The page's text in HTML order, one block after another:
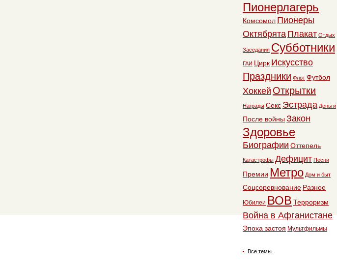
Пионерлагерь
Комсомол Пионеры
Октябрята Плакат Отдых
Заседания Субботники
ГАИ Цирк Искусство
Праздники Флот Футбол
Хоккей Открытки
Награды Секс Эстрада Деньги
После войны Закон
Здоровье
Биографии Оттепель
Катастрофы Дефицит Песни
Премии Метро Дом и быт
Соцсоревнование Разное
Юбилеи ВОВ Терроризм
Война в Афганистане
Эпоха застоя Мультфильмы
Все темы